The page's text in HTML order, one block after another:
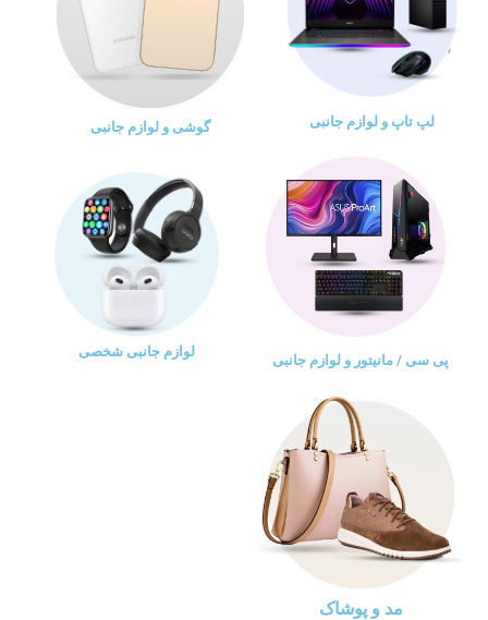
لپ تاپ و لوازم جانبی گوشی و لوازم جانبی
پی سی / مانیتور و لوازم جانبی
لوازم جانبی شخصی
مد و پوشاک